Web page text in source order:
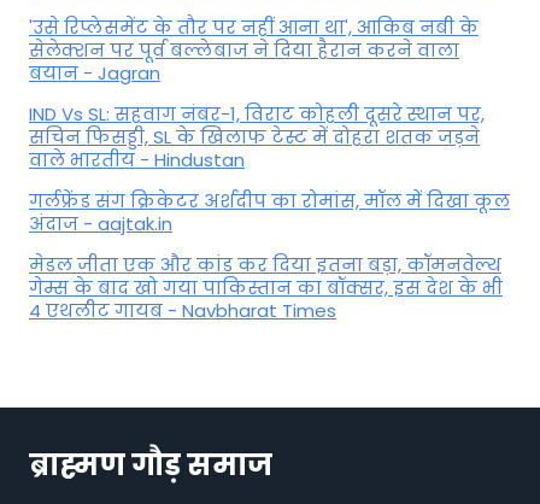
'उसे रिप्लेसमेंट के तौर पर नहीं आना था', आकिब नबी के
सेलेक्शन पर पूर्व बल्लेबाज ने दिया हैरान करने वाला
बयान - Jagran
IND Vs SL: सहवाग नंबर-1, विराट कोहली दूसरे स्थान पर,
सचिन फिसड्डी, SL के खिलाफ टेस्ट में दोहरा शतक जड़ने
वाले भारतीय - Hindustan
गर्लफ्रेंड संग क्रिकेटर अर्शदीप का रोमांस, मॉल में द‍िखा कूल
अंदाज - aajtak.in
मेडल जीता एक और कांड कर दिया इतना बड़ा, कॉमनवेल्थ
गेम्स के बाद खो गया पाकिस्तान का बॉक्सर, इस देश के भी
4 एथलीट गायब - Navbharat Times
ब्राह्मण गौड़ समाज